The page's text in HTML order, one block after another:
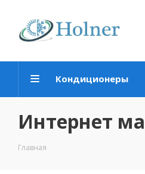
Кондиционеры
Интернет
Главная